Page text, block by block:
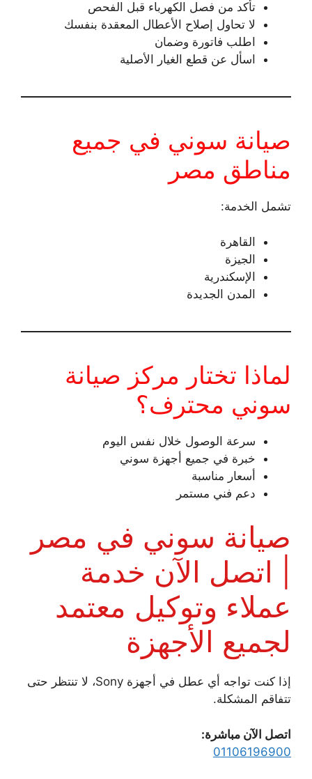
تأكد من فصل الكهرباء قبل الفحص
لا تحاول إصلاح الأعطال المعقدة بنفسك
اطلب فاتورة وضمان
اسأل عن قطع الغيار الأصلية
صيانة سوني في جميع
مناطق مصر
تشمل الخدمة:
القاهرة
الجيزة
الإسكندرية
المدن الجديدة
لماذا تختار مركز صيانة
سوني محترف؟
سرعة الوصول خلال نفس اليوم
خبرة في جميع أجهزة سوني
أسعار مناسبة
دعم فني مستمر
صيانة سوني في مصر
| اتصل الآن خدمة
عملاء وتوكيل معتمد
لجميع الأجهزة
إذا كنت تواجه أي عطل في أجهزة Sony، لا تنتظر حتى
تتفاقم المشكلة.
اتصل الآن مباشرة:
01106196900